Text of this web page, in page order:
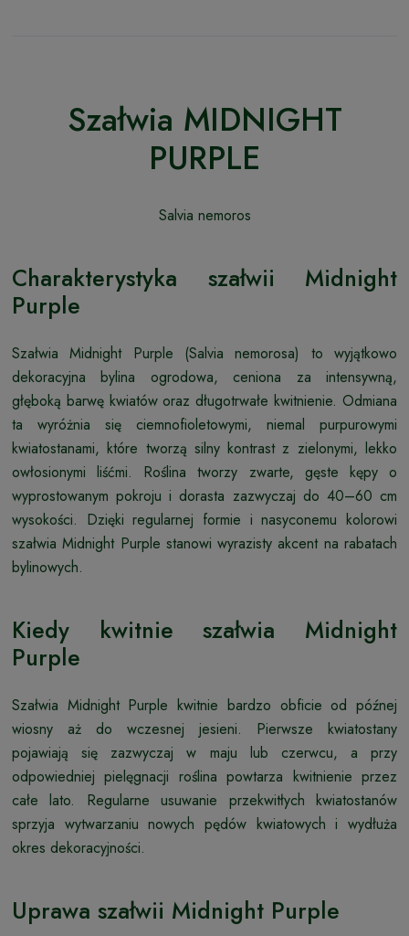
Szałwia MIDNIGHT
PURPLE
Salvia nemoros
Charakterystyka szałwii Midnight
Purple
Szałwia Midnight Purple (Salvia nemorosa) to wyjątkowo
dekoracyjna bylina ogrodowa, ceniona za intensywną,
głęboką barwę kwiatów oraz długotrwałe kwitnienie. Odmiana
ta wyróżnia się ciemnofioletowymi, niemal purpurowymi
kwiatostanami, które tworzą silny kontrast z zielonymi, lekko
owłosionymi liśćmi. Roślina tworzy zwarte, gęste kępy o
wyprostowanym pokroju i dorasta zazwyczaj do 40–60 cm
wysokości. Dzięki regularnej formie i nasyconemu kolorowi
szałwia Midnight Purple stanowi wyrazisty akcent na rabatach
bylinowych.
Kiedy kwitnie szałwia Midnight
Purple
Szałwia Midnight Purple kwitnie bardzo obficie od późnej
wiosny aż do wczesnej jesieni. Pierwsze kwiatostany
pojawiają się zazwyczaj w maju lub czerwcu, a przy
odpowiedniej pielęgnacji roślina powtarza kwitnienie przez
całe lato. Regularne usuwanie przekwitłych kwiatostanów
sprzyja wytwarzaniu nowych pędów kwiatowych i wydłuża
okres dekoracyjności.
Uprawa szałwii Midnight Purple